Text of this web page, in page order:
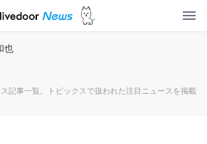
也
記事一覧。トピックスで扱われた注目ニュースを掲載